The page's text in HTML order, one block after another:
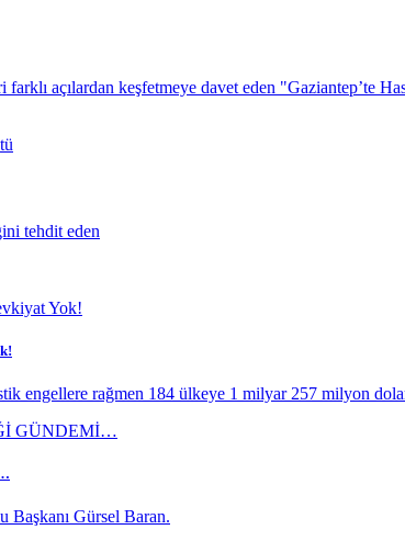
açılardan keşfetmeye davet eden "Gaziantep’te
tehdit eden
engellere rağmen 184 ülkeye 1 milyar 257 milyon
Başkanı Gürsel Baran.